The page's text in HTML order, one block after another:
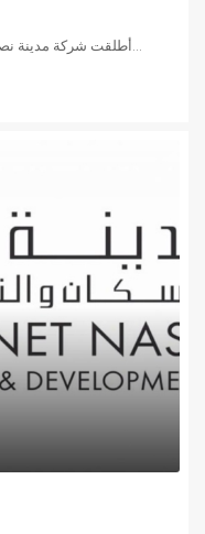
Taj Sultan Compound أطلقت شركة مدينة نصر للإسكان والتعمير...